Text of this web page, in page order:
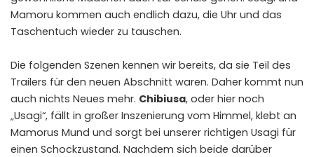
Mamoru kommen auch endlich dazu, die Uhr und das
Taschentuch wieder zu tauschen.
Die folgenden Szenen kennen wir bereits, da sie Teil des
Trailers für den neuen Abschnitt waren. Daher kommt nun
auch nichts Neues mehr. Chibiusa, oder hier noch
„Usagi“, fällt in großer Inszenierung vom Himmel, klebt an
Mamorus Mund und sorgt bei unserer richtigen Usagi für
einen Schockzustand. Nachdem sich beide darüber